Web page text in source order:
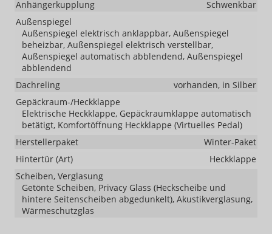
Anhängerkupplung
Schwenkbar
Außenspiegel
Außenspiegel elektrisch anklappbar, Außenspiegel
beheizbar, Außenspiegel elektrisch verstellbar,
Außenspiegel automatisch abblendend, Außenspiegel
abblendend
Dachreling
vorhanden, in Silber
Gepäckraum-/Heckklappe
Elektrische Heckklappe, Gepäckraumklappe automatisch
betätigt, Komfortöffnung Heckklappe (Virtuelles Pedal)
Herstellerpaket
Winter-Paket
Hintertür (Art)
Heckklappe
Scheiben, Verglasung
Getönte Scheiben, Privacy Glass (Heckscheibe und
hintere Seitenscheiben abgedunkelt), Akustikverglasung,
Wärmeschutzglas